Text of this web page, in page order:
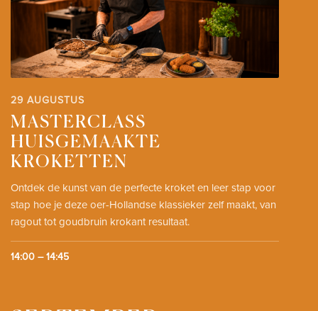
29 AUGUSTUS
MASTERCLASS
HUISGEMAAKTE
KROKETTEN
Ontdek de kunst van de perfecte kroket en leer stap voor
stap hoe je deze oer-Hollandse klassieker zelf maakt, van
ragout tot goudbruin krokant resultaat.
14:00 – 14:45